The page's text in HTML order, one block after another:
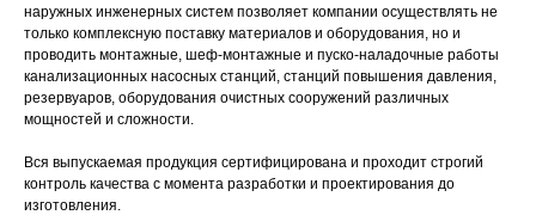
наружных инженерных систем позволяет компании осуществлять не
только комплексную поставку материалов и оборудования, но и
проводить монтажные, шеф-монтажные и пуско-наладочные работы
канализационных насосных станций, станций повышения давления,
резервуаров, оборудования очистных сооружений различных
мощностей и сложности.
Вся выпускаемая продукция сертифицирована и проходит строгий
контроль качества с момента разработки и проектирования до
изготовления.